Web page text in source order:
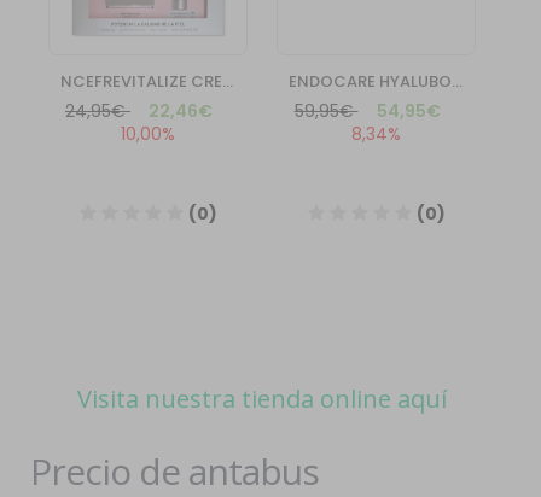
Visita nuestra tienda online aquí
Precio de antabus